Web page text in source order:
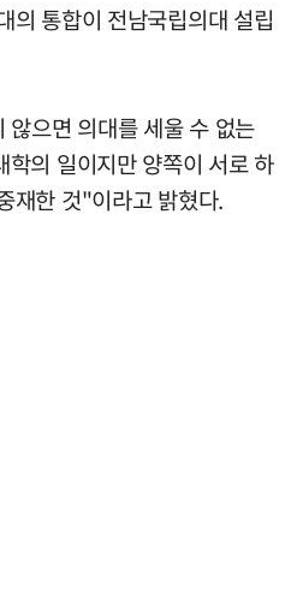
의 통합이 전남국립의대 설립
으면 의대를 세울 수 없는
의 일이지만 양쪽이 서로 하
재한 것"이라고 밝혔다.